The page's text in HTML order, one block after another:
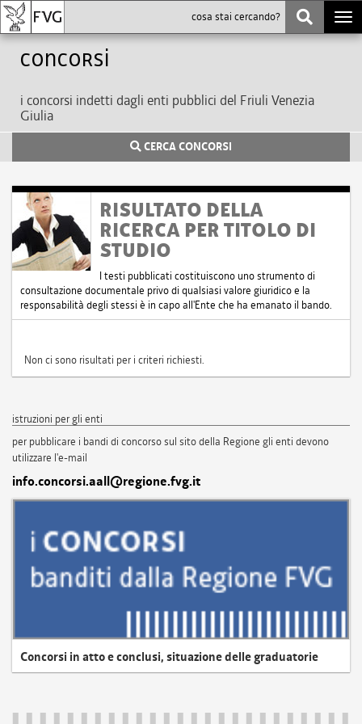
Concorsi
i concorsi indetti dagli enti pubblici del Friuli Venezia
Giulia
CERCA CONCORSI
RISULTATO DELLA
RICERCA PER TITOLO DI
STUDIO
I testi pubblicati costituiscono uno strumento di
consultazione documentale privo di qualsiasi valore giuridico e la
responsabilità degli stessi è in capo all'Ente che ha emanato il bando.
Non ci sono risultati per i criteri richiesti.
istruzioni per gli enti
per pubblicare i bandi di concorso sul sito della Regione gli enti devono
utilizzare l'e-mail
info.concorsi.aall@regione.fvg.it
Concorsi in atto e conclusi, situazione delle graduatorie